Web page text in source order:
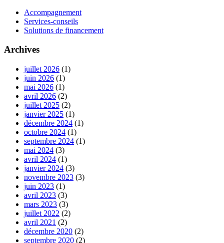
Accompagnement
Services-conseils
Solutions de financement
Archives
juillet 2026 (1)
juin 2026 (1)
mai 2026 (1)
avril 2026 (2)
juillet 2025 (2)
janvier 2025 (1)
décembre 2024 (1)
octobre 2024 (1)
septembre 2024 (1)
mai 2024 (3)
avril 2024 (1)
janvier 2024 (3)
novembre 2023 (3)
juin 2023 (1)
avril 2023 (3)
mars 2023 (3)
juillet 2022 (2)
avril 2021 (2)
décembre 2020 (2)
septembre 2020 (2)